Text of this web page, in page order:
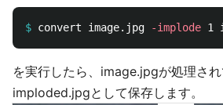
$ convert image.jpg -implode
を実行したら、image.jpgが処理さ
imploded.jpgとして保存します。